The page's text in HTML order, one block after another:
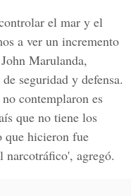
el mar y el
a ver un incremento
Marulanda,
seguridad y defensa.
contemplaron es
que no tiene los
que hicieron fue
agregó.